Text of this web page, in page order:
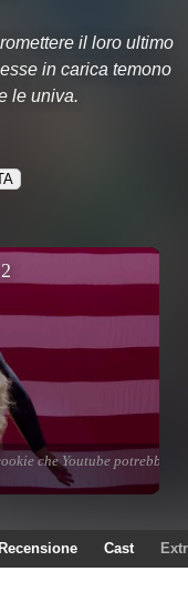
il loro ultimo
in carica temono
le univa.
Recensione Cast